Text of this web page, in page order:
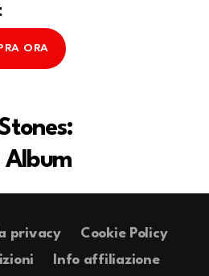
ORA
Album
privacy
Cookie Policy
Info affiliazione